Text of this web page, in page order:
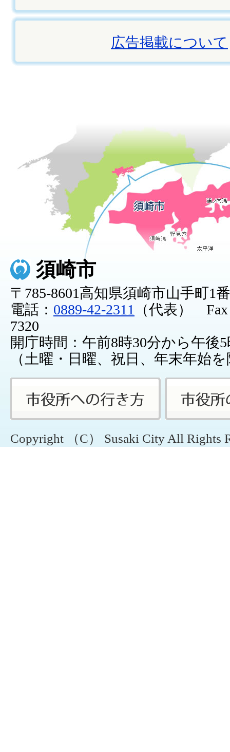
広告掲載について
須崎市
〒785-8601高知県須崎市山手町1
電話： 0889-42-2311
（代表） Fax
7320
開庁時間：午前8時30分から午後
（土曜・日曜、祝日、年末年始
Copyright （C） Susaki City All Rights